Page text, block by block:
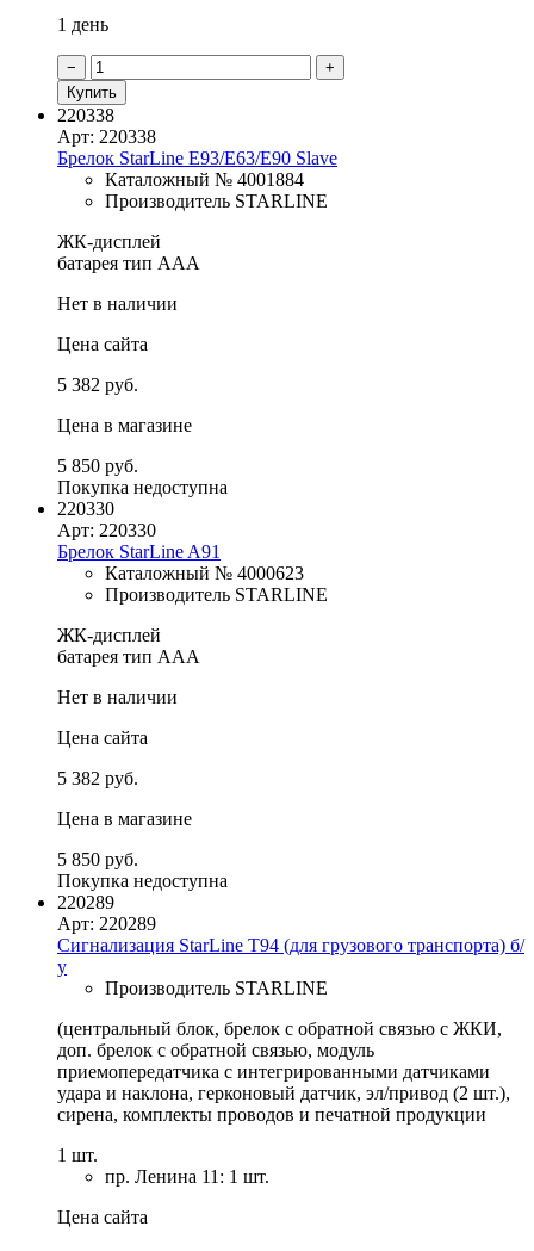
1 день
−
+
Купить
220338
Арт: 220338
Брелок StarLine E93/E63/E90 Slave
Каталожный № 4001884
Производитель STARLINE
ЖК-дисплей
батарея тип ААА
Нет в наличии
Цена сайта
5 382 руб.
Цена в магазине
5 850 руб.
Покупка недоступна
220330
Арт: 220330
Брелок StarLine A91
Каталожный № 4000623
Производитель STARLINE
ЖК-дисплей
батарея тип ААА
Нет в наличии
Цена сайта
5 382 руб.
Цена в магазине
5 850 руб.
Покупка недоступна
220289
Арт: 220289
Сигнализация StarLine T94 (для грузового транспорта) б/
у
Производитель STARLINE
(центральный блок, брелок с обратной связью с ЖКИ,
доп. брелок с обратной связью, модуль
приемопередатчика с интегрированными датчиками
удара и наклона, герконовый датчик, эл/привод (2 шт.),
сирена, комплекты проводов и печатной продукции
1 шт.
пр. Ленина 11: 1 шт.
Цена сайта